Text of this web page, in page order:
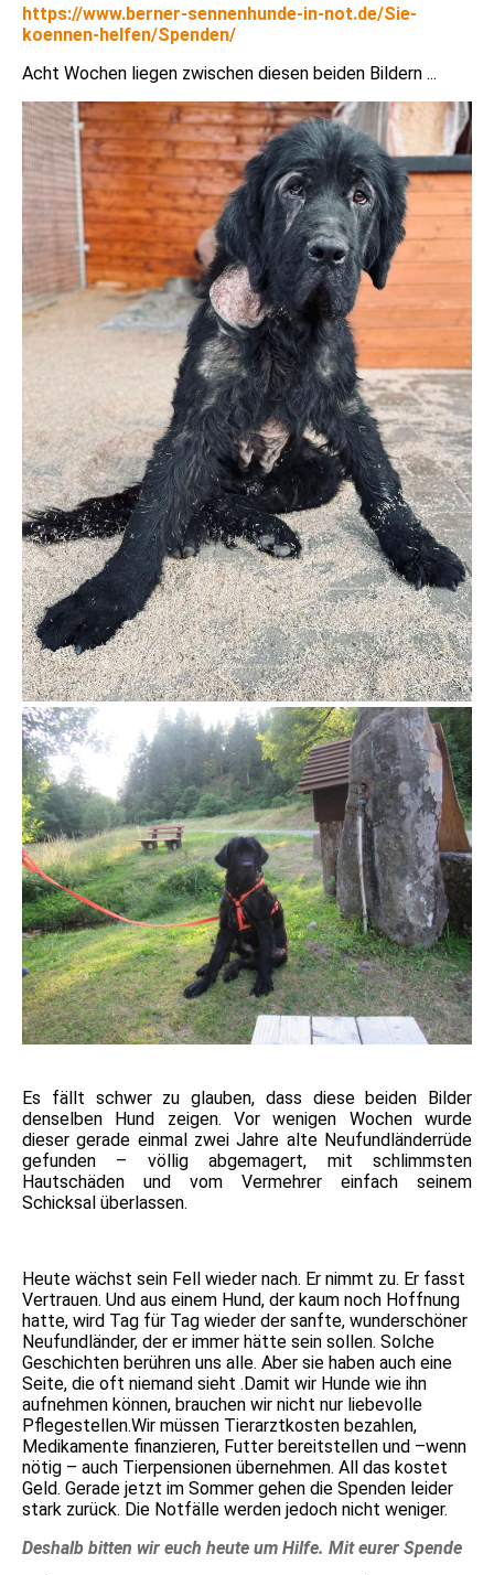
https://www.berner-sennenhunde-in-not.de/Sie-
koennen-helfen/Spenden/
Acht Wochen liegen zwischen diesen beiden Bildern ...
Es fällt schwer zu glauben, dass diese beiden Bilder
denselben Hund zeigen. Vor wenigen Wochen wurde
dieser gerade einmal zwei Jahre alte Neufundländerrüde
gefunden – völlig abgemagert, mit schlimmsten
Hautschäden und vom Vermehrer einfach seinem
Schicksal überlassen.
Heute wächst sein Fell wieder nach. Er nimmt zu. Er fasst
Vertrauen. Und aus einem Hund, der kaum noch Hoffnung
hatte, wird Tag für Tag wieder der sanfte, wunderschöner
Neufundländer, der er immer hätte sein sollen. Solche
Geschichten berühren uns alle. Aber sie haben auch eine
Seite, die oft niemand sieht .Damit wir Hunde wie ihn
aufnehmen können, brauchen wir nicht nur liebevolle
Pflegestellen.Wir müssen Tierarztkosten bezahlen,
Medikamente finanzieren, Futter bereitstellen und –wenn
nötig – auch Tierpensionen übernehmen. All das kostet
Geld. Gerade jetzt im Sommer gehen die Spenden leider
stark zurück. Die Notfälle werden jedoch nicht weniger.
Deshalb bitten wir euch heute um Hilfe. Mit eurer Spende